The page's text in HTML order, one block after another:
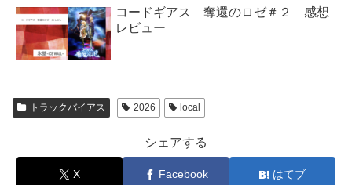
コードギアス 奪還のロゼ＃２ 感想
レビュー
トラックバイアス 2026 local
シェアする
X Facebook はてブ